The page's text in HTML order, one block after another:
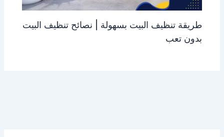
طريقة تنظيف البيت بسهولة | نصائح تنظيف البيت
بدون تعب